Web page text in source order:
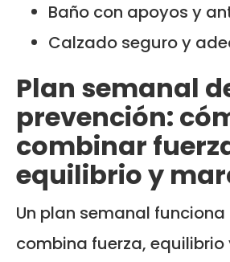
Baño con apoyos y
Calzado seguro y
Plan semanal
prevención:
combinar
equilibrio y
Un plan semanal
combina fuerza, equilibrio